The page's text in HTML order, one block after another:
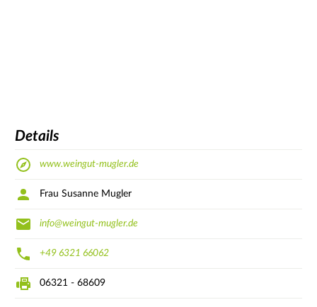
Details
www.weingut-mugler.de
Frau Susanne Mugler
info@weingut-mugler.de
+49 6321 66062
06321 - 68609